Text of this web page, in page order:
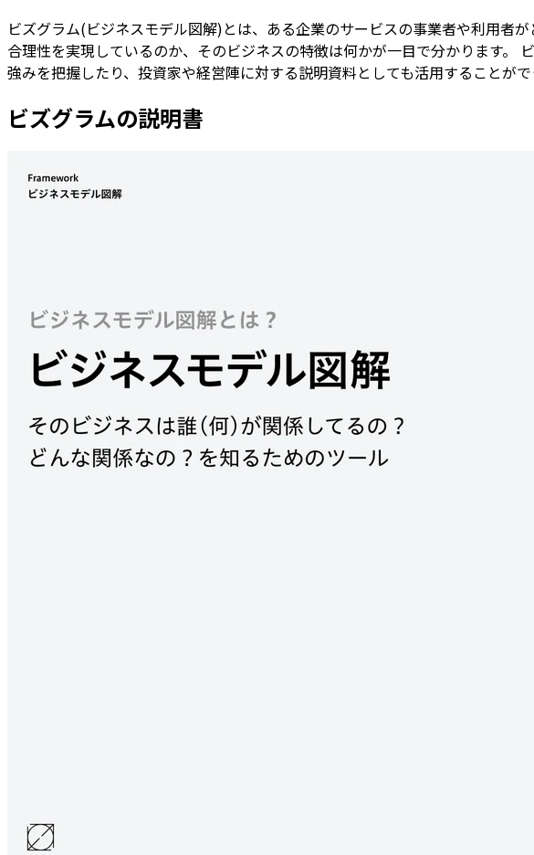
ビズグラム(ビジネスモデル図解)とは、ある企業のサービスの事業者や利用者
合理性を実現しているのか、そのビジネスの特徴は何かが一目で分かります。
強みを把握したり、投資家や経営陣に対する説明資料としても活用することがで
ビズグラムの説明書